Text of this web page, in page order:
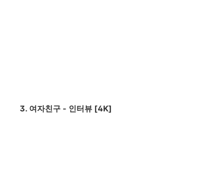
3. 여자친구 - 인터뷰 [4K]